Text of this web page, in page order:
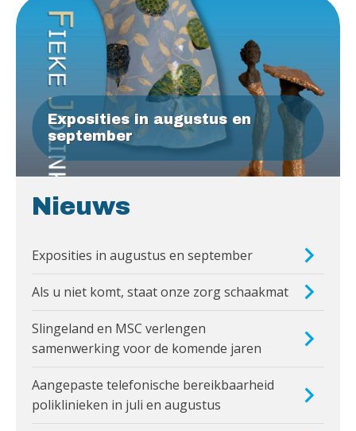
Exposities in augustus en
september
Nieuws
Exposities in augustus en september
Als u niet komt, staat onze zorg schaakmat
Slingeland en MSC verlengen
samenwerking voor de komende jaren
Aangepaste telefonische bereikbaarheid
poliklinieken in juli en augustus